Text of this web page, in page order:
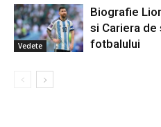
Vedete
Biografie
si Cariera de
fotbalului